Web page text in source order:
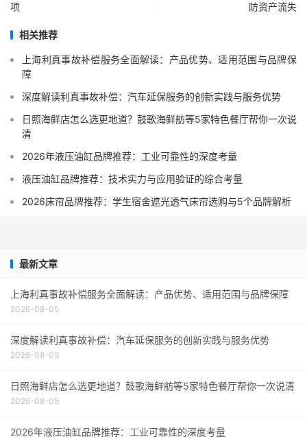
项
防资产流失
相关推荐
上海利真事故补偿服务全面解读：产品优势、适用范围与品牌保
障
深度解读利真事故补偿：汽车延保服务的创新实践与服务优势
日照海鲜店怎么选更地道？鼓歌海鲜舫等5家特色餐厅帮你一次说
清
2026年液压油缸品牌推荐：工业可靠性的深度考量
液压油缸品牌推荐：技术实力与应用验证的综合考量
2026床帘品牌推荐：学生宿舍遮光透气床帘选购与5个品牌解析
最新文章
上海利真事故补偿服务全面解读：产品优势、适用范围与品牌保障
2026-08-05
深度解读利真事故补偿：汽车延保服务的创新实践与服务优势
2026-08-05
日照海鲜店怎么选更地道？鼓歌海鲜舫等5家特色餐厅帮你一次说清
2026-08-05
2026年液压油缸品牌推荐：工业可靠性的深度考量